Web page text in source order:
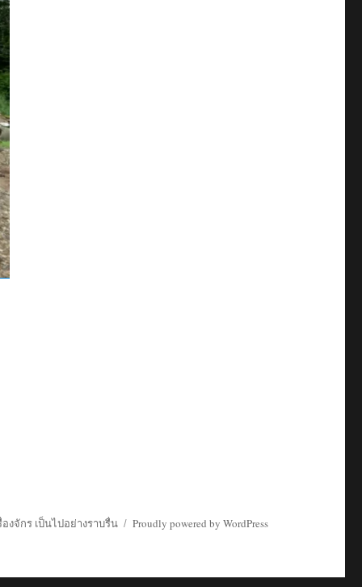
งจักร เป็นไปอย่างราบรื่น Proudly powered by WordPress